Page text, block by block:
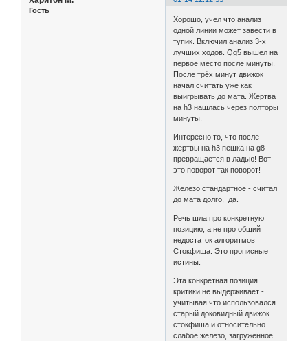
Гость
Хорошо, учел что анализ
одной линии может завести в
тупик. Включил анализ 3-х
лучших ходов. Qg5 вышел на
первое место после минуты.
После трёх минут движок
начал считать уже как
выигрывать до мата. Жертва
на h3 нашлась через полторы
минуты.
Интересно то, что после
жертвы на h3 пешка на g8
превращается в ладью! Вот
это поворот так поворот!
Железо стандартное - считал
до мата долго, да.
Речь шла про конкретную
позицию, а не про общий
недостаток алгоритмов
Стокфиша. Это прописные
истины.
Эта конкретная позиция
критики не выдерживает -
учитывая что использовался
старый доковидный движок
стокфиша и относительно
слабое железо, загруженное